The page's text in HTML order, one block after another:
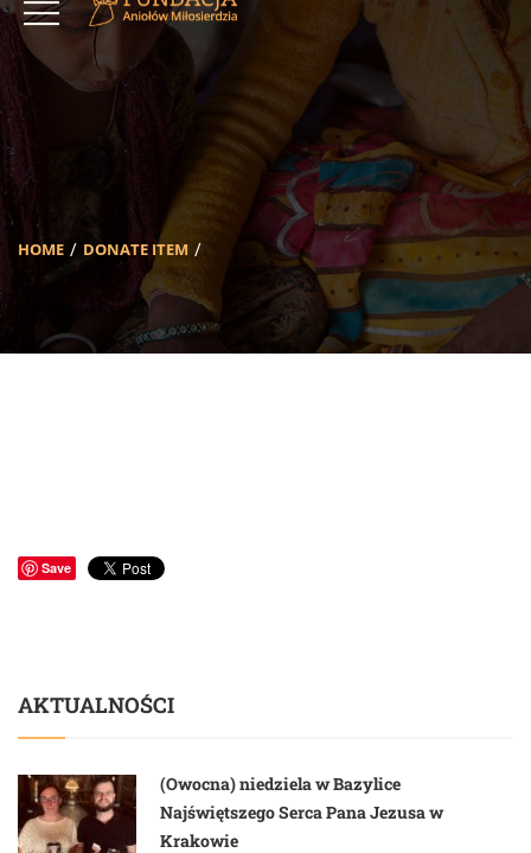
HOME DONATE ITEM
Save
AKTUALNOŚCI
(Owocna) niedziela w Bazylice
Najświętszego Serca Pana Jezusa w
Krakowie